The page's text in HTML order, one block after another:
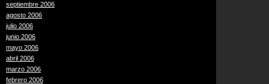
septiembre 2006
agosto 2006
julio 2006
junio 2006
mayo 2006
abril 2006
marzo 2006
febrero 2006